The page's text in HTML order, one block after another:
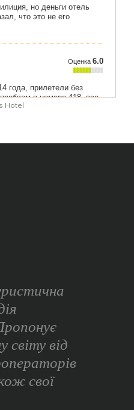
Hotel
світу від
свої